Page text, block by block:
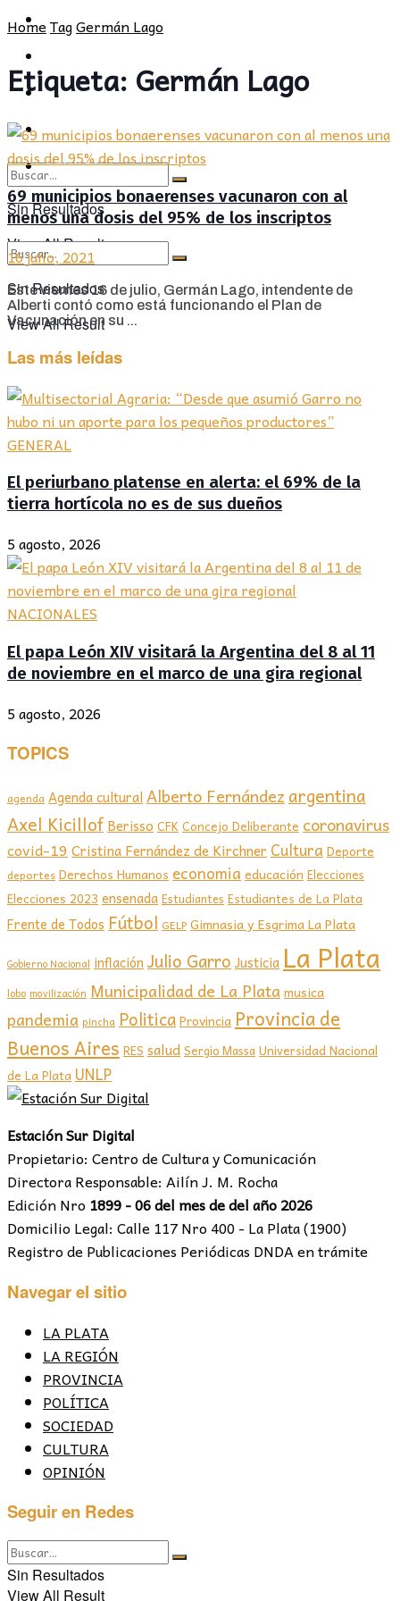
CULTURA
Sin Resultados
View All Result
PROVINCIA
SOCIEDAD
CULTURA
OPINIÓN
Sin Resultados
View All Result
HomeTagGermán Lago
Etiqueta: Germán Lago
69 municipios bonaerenses vacunaron con al
menos una dosis del 95% de los inscriptos
16 julio, 2021
Este viernes 16 de julio, Germán Lago, intendente de
Alberti contó como está funcionando el Plan de
Vacunación en su ...
Las más leídas
GENERAL
El periurbano platense en alerta: el 69% de la
tierra hortícola no es de sus dueños
5 agosto, 2026
NACIONALES
El papa León XIV visitará la Argentina del 8 al 11
de noviembre en el marco de una gira regional
5 agosto, 2026
TOPICS
agenda Agenda culturalAlberto Fernández argentina
Axel Kicillof Berisso CFKConcejo Deliberante coronavirus
covid-19 Cristina Fernández de Kirchner Cultura Deporte
deportes Derechos Humanos economia educación Elecciones
Elecciones 2023 ensenada Estudiantes Estudiantes de La Plata
Frente de Todos Fútbol GELP Gimnasia y Esgrima La Plata
Gobierno Nacional inflación Julio Garro Justicia La Plata
lobo movilización Municipalidad de La Plata musica
pandemia pincha PoliticaProvincia Provincia de
Buenos Aires RES saludSergio MassaUniversidad Nacional
de La Plata UNLP
Estación Sur Digital
Propietario: Centro de Cultura y Comunicación
Directora Responsable: Ailín J. M. Rocha
Edición Nro 1899 - 06 del mes de del año 2026
Domicilio Legal: Calle 117 Nro 400 - La Plata (1900)
Registro de Publicaciones Periódicas DNDA en trámite
Navegar el sitio
LA PLATA
LA REGIÓN
PROVINCIA
POLÍTICA
SOCIEDAD
CULTURA
OPINIÓN
Seguir en Redes
Sin Resultados
View All Result